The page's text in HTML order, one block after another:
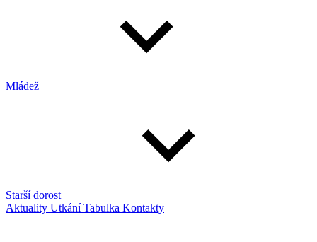
Mládež
Starší dorost
Aktuality UtkáníTabulka Kontakty